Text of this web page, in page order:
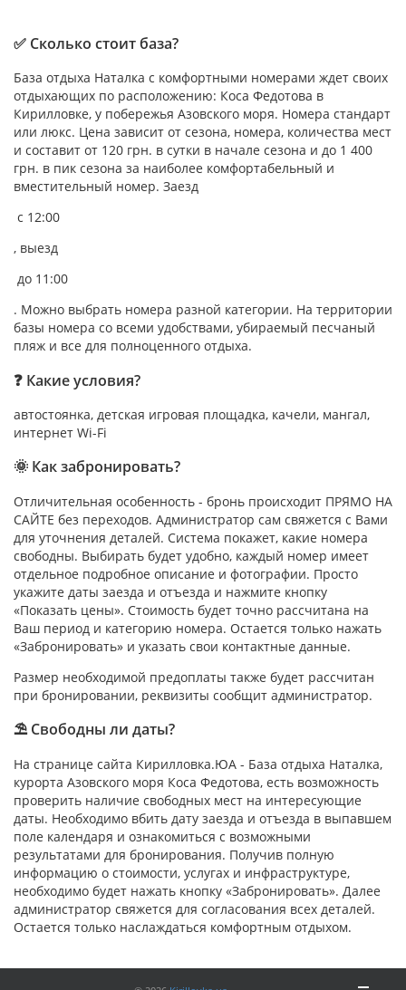
✅ Сколько стоит база?
База отдыха Наталка с комфортными номерами ждет своих
отдыхающих по расположению: Коса Федотова в
Кирилловке, у побережья Азовского моря. Номера стандарт
или люкс. Цена зависит от сезона, номера, количества мест
и составит от 120 грн. в сутки в начале сезона и до 1 400
грн. в пик сезона за наиболее комфортабельный и
вместительный номер. Заезд
с 12:00
, выезд
до 11:00
. Можно выбрать номера разной категории. На территории
базы номера со всеми удобствами, убираемый песчаный
пляж и все для полноценного отдыха.
❓ Какие условия?
автостоянка, детская игровая площадка, качели, мангал,
интернет Wi-Fi
🌞 Как забронировать?
Отличительная особенность - бронь происходит ПРЯМО НА
САЙТЕ без переходов. Администратор сам свяжется с Вами
для уточнения деталей. Система покажет, какие номера
свободны. Выбирать будет удобно, каждый номер имеет
отдельное подробное описание и фотографии. Просто
укажите даты заезда и отъезда и нажмите кнопку
«Показать цены». Стоимость будет точно рассчитана на
Ваш период и категорию номера. Остается только нажать
«Забронировать» и указать свои контактные данные.
Размер необходимой предоплаты также будет рассчитан
при бронировании, реквизиты сообщит администратор.
⛱ Свободны ли даты?
На странице сайта Кирилловка.ЮА - База отдыха Наталка,
курорта Азовского моря Коса Федотова, есть возможность
проверить наличие свободных мест на интересующие
даты. Необходимо вбить дату заезда и отъезда в выпавшем
поле календаря и ознакомиться с возможными
результатами для бронирования. Получив полную
информацию о стоимости, услугах и инфраструктуре,
необходимо будет нажать кнопку «Забронировать». Далее
администратор свяжется для согласования всех деталей.
Остается только наслаждаться комфортным отдыхом.